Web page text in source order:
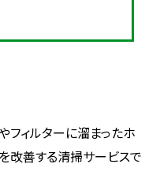
フィルターに溜まったホ
改善する清掃サービスで